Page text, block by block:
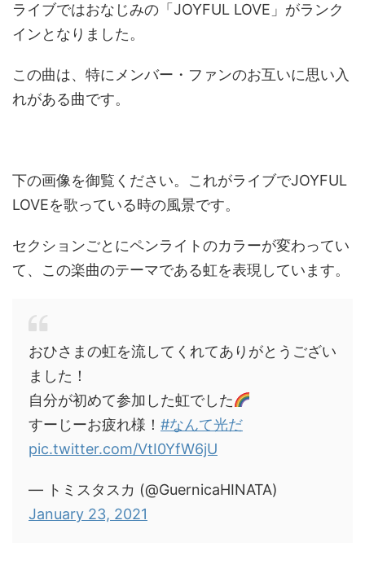
ライブではおなじみの「JOYFUL LOVE」がランク
インとなりました。
この曲は、特にメンバー・ファンのお互いに思い入
れがある曲です。
下の画像を御覧ください。これがライブでJOYFUL
LOVEを歌っている時の風景です。
セクションごとにペンライトのカラーが変わってい
て、この楽曲のテーマである虹を表現しています。
おひさまの虹を流してくれてありがとうござい
ました！
自分が初めて参加した虹でした
すーじーお疲れ様！ #なんて光だ
pic.twitter.com/VtI0YfW6jU
— トミスタスカ (@GuernicaHINATA)
January 23, 2021